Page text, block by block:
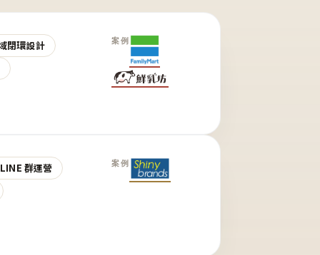
閉環設計
案例
群運營 案例